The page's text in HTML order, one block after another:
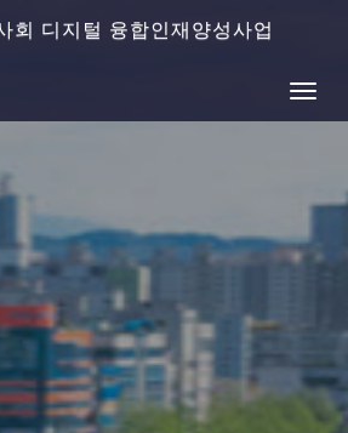
회 디지털 융합인재양성사업